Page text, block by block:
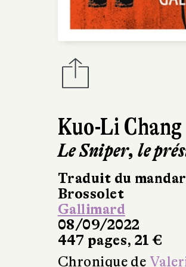
Kuo-Li Chang
Le Sniper, le
Traduit du
Brossolet
Gallimard
08/09/2022
447 pages, 21 €
Chronique de